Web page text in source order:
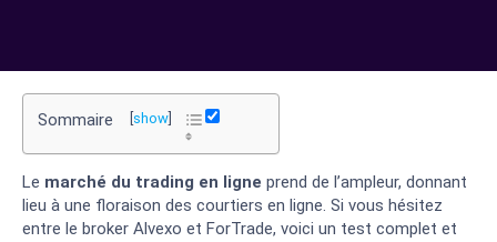
Sommaire show
Le marché du trading en ligne prend de l’ampleur, donnant
lieu à une floraison des courtiers en ligne. Si vous hésitez
entre le broker Alvexo et ForTrade, voici un test complet et